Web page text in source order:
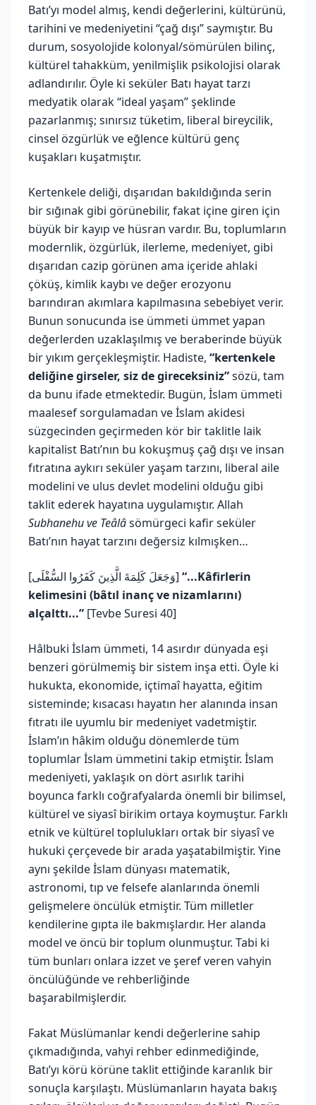
Batı’yı model almış, kendi değerlerini, kültürünü,
tarihini ve medeniyetini “çağ dışı” saymıştır. Bu
durum, sosyolojide kolonyal/sömürülen bilinç,
kültürel tahakküm, yenilmişlik psikolojisi olarak
adlandırılır. Öyle ki seküler Batı hayat tarzı
medyatik olarak “ideal yaşam” şeklinde
pazarlanmış; sınırsız tüketim, liberal bireycilik,
cinsel özgürlük ve eğlence kültürü genç
kuşakları kuşatmıştır.
Kertenkele deliği, dışarıdan bakıldığında serin
bir sığınak gibi görünebilir, fakat içine giren için
büyük bir kayıp ve hüsran vardır. Bu, toplumların
modernlik, özgürlük, ilerleme, medeniyet, gibi
dışarıdan cazip görünen ama içeride ahlaki
çöküş, kimlik kaybı ve değer erozyonu
barındıran akımlara kapılmasına sebebiyet verir.
Bunun sonucunda ise ümmeti ümmet yapan
değerlerden uzaklaşılmış ve beraberinde büyük
bir yıkım gerçekleşmiştir. Hadiste, “kertenkele
deliğine girseler, siz de gireceksiniz”sözü, tam
da bunu ifade etmektedir. Bugün, İslam ümmeti
maalesef sorgulamadan ve İslam akidesi
süzgecinden geçirmeden kör bir taklitle laik
kapitalist Batı’nın bu kokuşmuş çağ dışı ve insan
fıtratına aykırı seküler yaşam tarzını, liberal aile
modelini ve ulus devlet modelini olduğu gibi
taklit ederek hayatına uygulamıştır. Allah
Subhanehu ve Teâlâsömürgeci kafir seküler
Batı’nın hayat tarzını değersiz kılmışken…
[وَجَعَلَ كَلِمَةَ الَّذِينَ كَفَرُوا السُّفْلَى] “...Kâfirlerin
kelimesini (bâtıl inanç ve nizamlarını)
alçalttı...” [Tevbe Suresi 40]
Hâlbuki İslam ümmeti, 14 asırdır dünyada eşi
benzeri görülmemiş bir sistem inşa etti. Öyle ki
hukukta, ekonomide, içtimaî hayatta, eğitim
sisteminde; kısacası hayatın her alanında insan
fıtratı ile uyumlu bir medeniyet vadetmiştir.
İslam’ın hâkim olduğu dönemlerde tüm
toplumlar İslam ümmetini takip etmiştir. İslam
medeniyeti, yaklaşık on dört asırlık tarihi
boyunca farklı coğrafyalarda önemli bir bilimsel,
kültürel ve siyasî birikim ortaya koymuştur. Farklı
etnik ve kültürel toplulukları ortak bir siyasî ve
hukuki çerçevede bir arada yaşatabilmiştir. Yine
aynı şekilde İslam dünyası matematik,
astronomi, tıp ve felsefe alanlarında önemli
gelişmelere öncülük etmiştir. Tüm milletler
kendilerine gıpta ile bakmışlardır. Her alanda
model ve öncü bir toplum olunmuştur. Tabi ki
tüm bunları onlara izzet ve şeref veren vahyin
öncülüğünde ve rehberliğinde
başarabilmişlerdir.
Fakat Müslümanlar kendi değerlerine sahip
çıkmadığında, vahyi rehber edinmediğinde,
Batı’yı körü körüne taklit ettiğinde karanlık bir
sonuçla karşılaştı. Müslümanların hayata bakış